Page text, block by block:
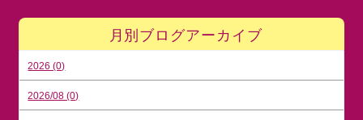
月別ブログアーカイブ
2026 (0)
2026/08 (0)